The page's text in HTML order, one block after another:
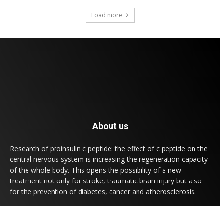
Load more
About us
Research of proinsulin c peptide: the effect of c peptide on the
central nervous system is increasing the regeneration capacity
of the whole body. This opens the possibility of a new
treatment not only for stroke, traumatic brain injury but also
for the prevention of diabetes, cancer and atherosclerosis.